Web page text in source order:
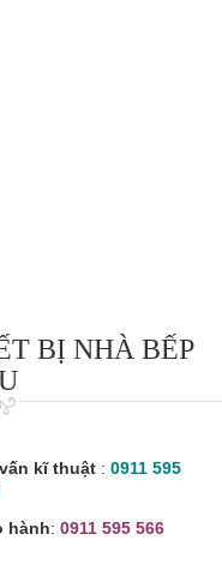
BỊ NHÀ BẾP
kĩ thuật : 0911 595
hành: 0911 595 566